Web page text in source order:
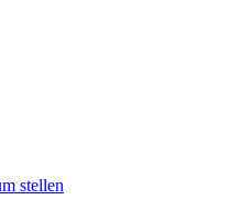
stellen